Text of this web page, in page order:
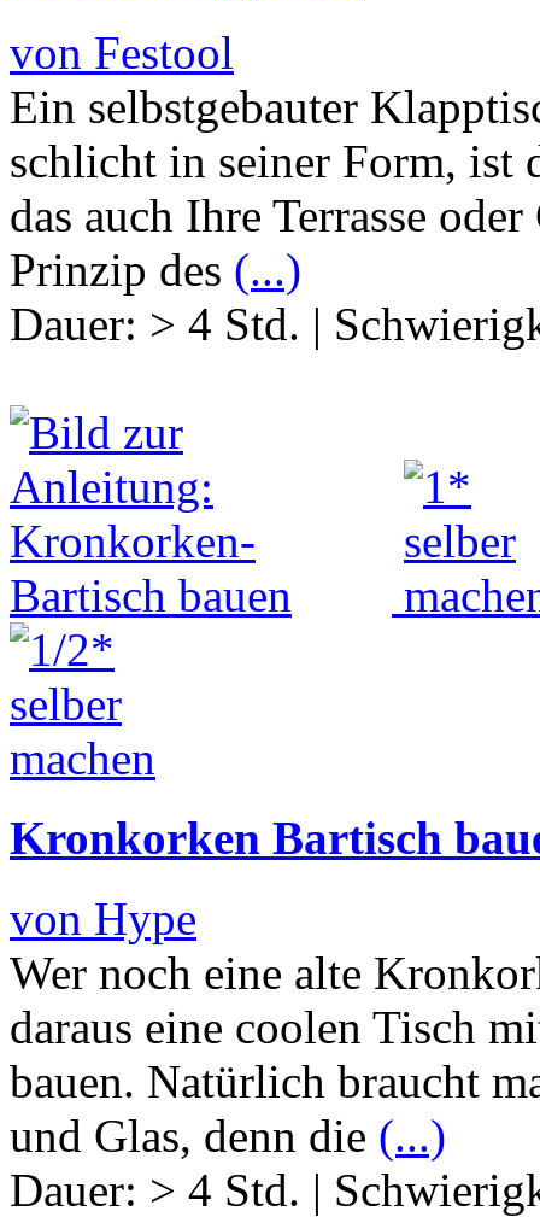
von Festool
Ein selbstgebauter
schlicht in seiner Form, ist
das auch Ihre Terrasse
Prinzip des (...)
Dauer: > 4 Std. |
Kronkorken Bartisch
von Hype
Wer noch eine alte
daraus eine coolen Tisch
bauen. Natürlich braucht
und Glas, denn die (...)
Dauer: > 4 Std. |